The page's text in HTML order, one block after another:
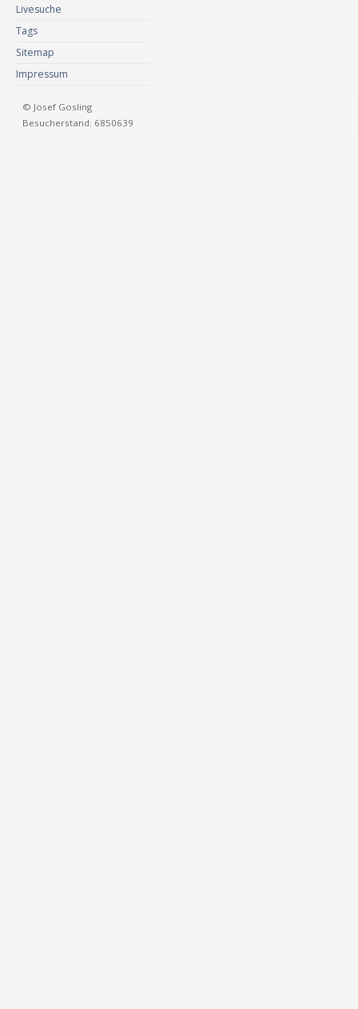
Livesuche
Tags
Sitemap
Impressum
© Josef Gosling
Besucherstand: 6850639